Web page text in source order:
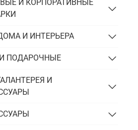
И КОРПОРАТИВНЫЕ
И ИНТЕРЬЕРА
ПОДАРОЧНЫЕ
И